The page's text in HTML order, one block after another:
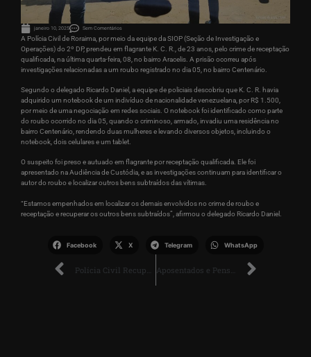
janeiro 10, 2025 Sem Comentários
A Polícia Civil de Roraima, por meio da equipe da SIOP (Seção de Investigação e
Operações) do 2º DP, prendeu em flagrante K. C. R., de 23 anos, pelo crime de receptação
qualificada, na última quarta-feira, 08, no bairro Aracelis. A prisão ocorreu após
investigações relacionadas a um roubo registrado no dia 05, no bairro Centenário.
Segundo o delegado Ricardo Daniel, a equipe de policiais descobriu que K. C. R. havia
adquirido um notebook de um indivíduo de nacionalidade venezuelana, por R$ 1.500,
por meio de uma negociação em redes sociais. O notebook foi identificado como parte
do roubo ocorrido no dia 05, quando o criminoso, armado, invadiu uma residência no
bairro Centenário, rendendo duas mulheres e levando diversos objetos, incluindo o
notebook, dois celulares e um tablet.
O suspeito foi preso e autuado em flagrante por receptação qualificada. Ele foi
apresentado na Audiência de Custódia, e as investigações continuam para identificar o
autor do roubo e localizar outros bens subtraídos das vítimas.
“Estamos empenhados em localizar os demais envolvidos no crime de roubo e
receptação e recuperar os outros bens subtraídos”, afirmou o delegado Ricardo Daniel.
Facebook X Telegram WhatsApp